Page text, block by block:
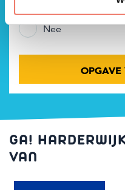
Nee
OPGAVE
GA!
VAN